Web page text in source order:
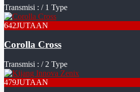
Transmisi : / 1 Type
642JUTAAN
Corolla Cross
Transmisi : / 2 Type
479JUTAAN